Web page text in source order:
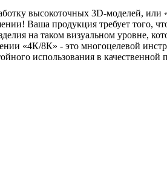
высокоточных 3D-моделей, или
Ваша продукция требует того,
на таком визуальном уровне,
«4К/8К» - это многоцелевой
использования в